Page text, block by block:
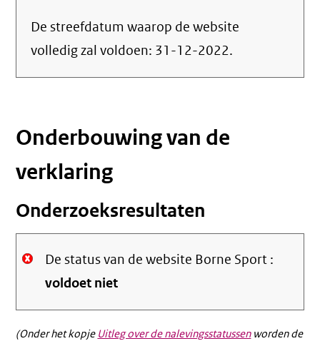
De streefdatum waarop de website
volledig zal voldoen: 31-12-2022.
Onderbouwing van de
verklaring
Onderzoeksresultaten
De status van de website Borne Sport :
voldoet niet
(Onder het kopje Uitleg over de nalevingsstatussenworden de